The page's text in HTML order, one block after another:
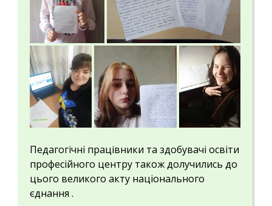
Педагогічні працівники та здобувачі освіти
професійного центру також долучились до
цього великого акту національного
єднання .